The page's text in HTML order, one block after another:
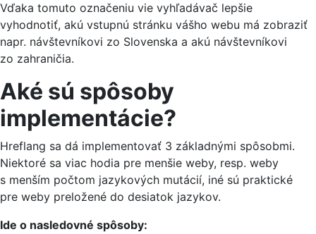
Vďaka tomuto označeniu vie vyhľadávač lepšie
vyhodnotiť, akú vstupnú stránku vášho webu má zobraziť
napr. návštevníkovi zo Slovenska a akú návštevníkovi
zo zahraničia.
Aké sú spôsoby
implementácie?
Hreflang sa dá implementovať 3 základnými spôsobmi.
Niektoré sa viac hodia pre menšie weby, resp. weby
s menším počtom jazykových mutácií, iné sú praktické
pre weby preložené do desiatok jazykov.
Ide o nasledovné spôsoby: